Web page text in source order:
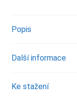
Popis
Další informace
Ke stažení